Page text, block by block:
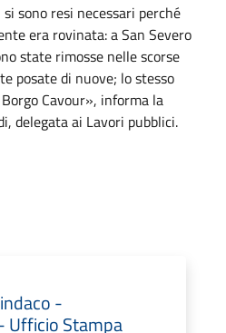
sono resi necessari perché
era rovinata: a San Severo
state rimosse nelle scorse
posate di nuove; lo stesso
Cavour», informa la
delegata ai Lavori pubblici.
-
Ufficio Stampa